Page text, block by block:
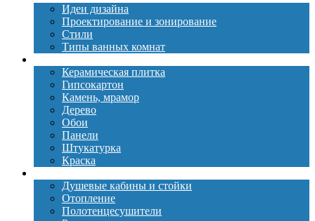
Идеи дизайна
Проектирование и зонирование
Стили
Типы ванных комнат
Керамическая плитка
Гипсокартон
Камень, мрамор
Дерево
Обои
Панели
Штукатурка
Краска
Душевые кабины и стойки
Отопление
Полотенцесушители